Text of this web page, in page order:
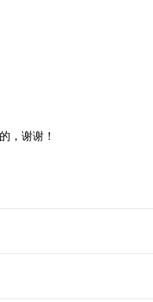
，谢谢！